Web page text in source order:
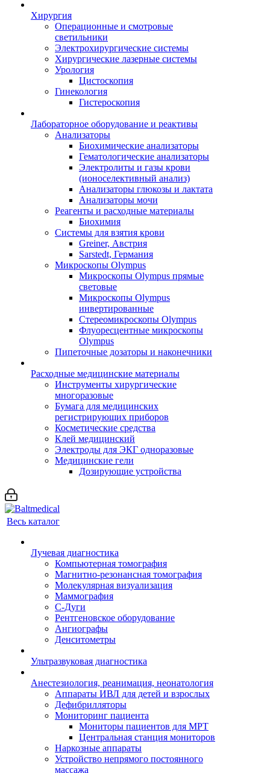
Хирургия
Операционные и смотровые
светильники
Электрохирургические системы
Хирургические лазерные системы
Урология
Цистоскопия
Гинекология
Гистероскопия
Лабораторное оборудование и реактивы
Анализаторы
Биохимические анализаторы
Гематологические анализаторы
Электролиты и газы крови
(ионоселективный анализ)
Анализаторы глюкозы и лактата
Анализаторы мочи
Реагенты и расходные материалы
Биохимия
Системы для взятия крови
Greiner, Австрия
Sarstedt, Германия
Микроскопы Olympus
Микроскопы Olympus прямые
световые
Микроскопы Olympus
инвертированные
Стереомикроскопы Olympus
Флуоресцентные микроскопы
Olympus
Пипеточные дозаторы и наконечники
Расходные медицинские материалы
Инструменты хирургические
многоразовые
Бумага для медицинских
регистрирующих приборов
Косметические средства
Клей медицинский
Электроды для ЭКГ одноразовые
Медицинские гели
Дозирующие устройства
Весь каталог
Лучевая диагностика
Компьютерная томография
Магнитно-резонансная томография
Молекулярная визуализация
Маммография
С-Дуги
Рентгеновское оборудование
Ангиографы
Денситометры
Ультразвуковая диагностика
Анестезиология, реанимация, неонатология
Аппараты ИВЛ для детей и взрослых
Дефибрилляторы
Мониторинг пациента
Мониторы пациентов для МРТ
Центральная станция мониторов
Наркозные аппараты
Устройство непрямого постоянного
массажа